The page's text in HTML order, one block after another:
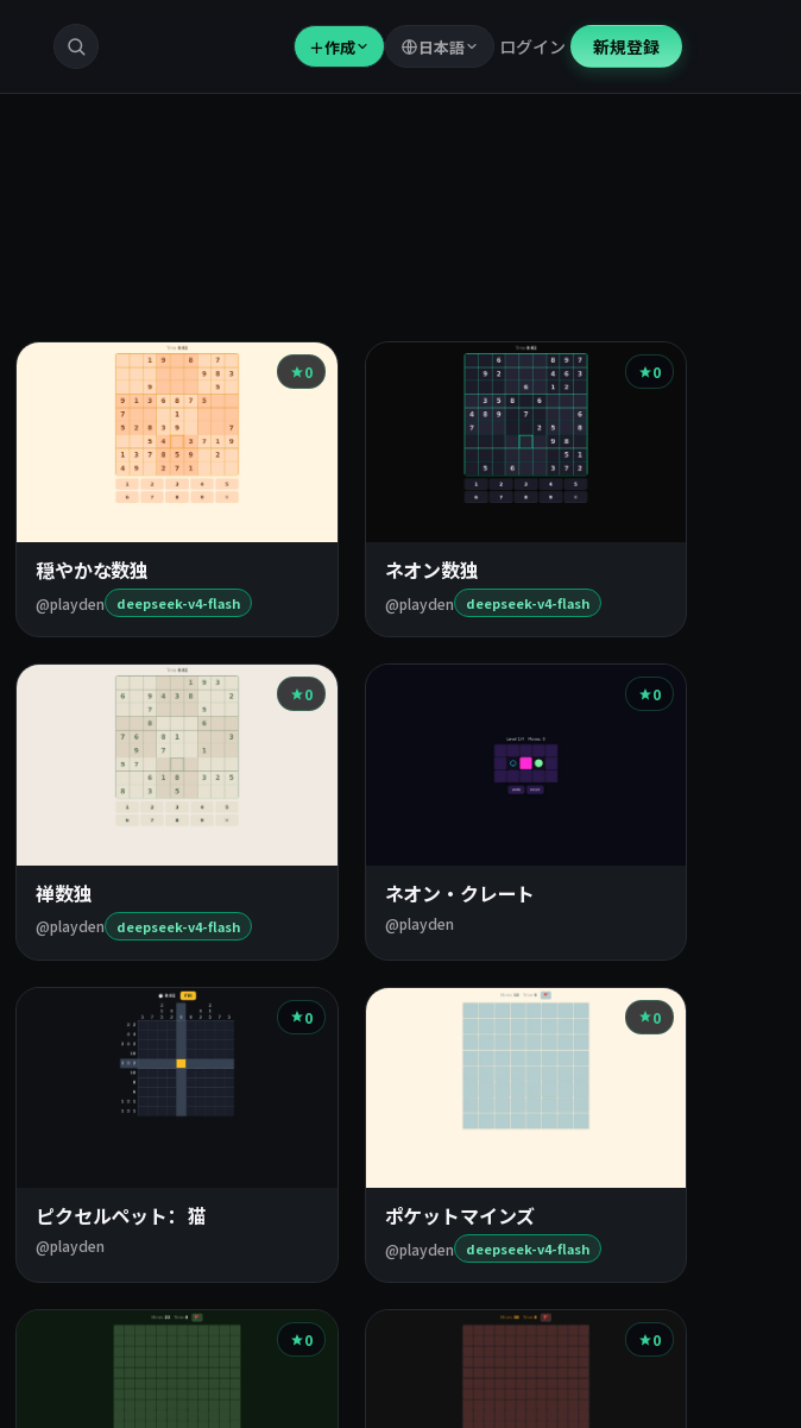
＋作成 日本語 ログイン 新規登録
0
穏やかな数独
@playden deepseek-v4-flash
0
ネオン数独
@playden deepseek-v4-flash
0
禅数独
@playden deepseek-v4-flash
0
ネオン・クレート
@playden
0
ピクセルペット：猫
@playden
0
ポケットマインズ
@playden deepseek-v4-flash
0 0